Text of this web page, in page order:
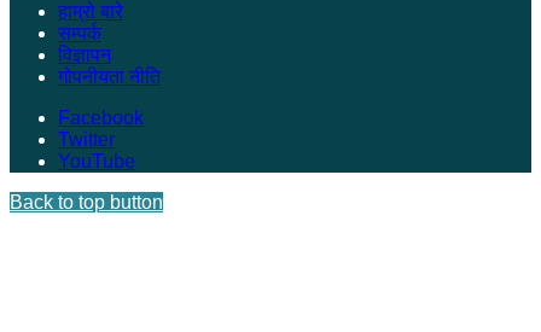
हाम्रो बारे
सम्पर्क
विज्ञापन
गोपनीयता नीति
Facebook
Twitter
YouTube
Back to top button